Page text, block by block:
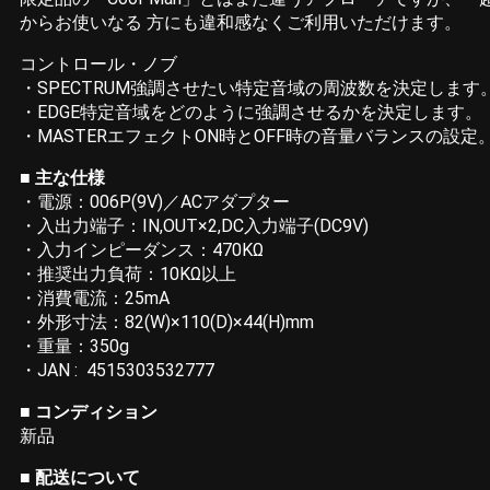
からお使いなる 方にも違和感なくご利用いただけます。
コントロール・ノブ
・SPECTRUM強調させたい特定音域の周波数を決定します
・EDGE特定音域をどのように強調させるかを決定します。
・MASTERエフェクトON時とOFF時の音量バランスの設定
■ 主な仕様
・電源：006P(9V)／ACアダプター
・入出力端子：IN,OUT×2,DC入力端子(DC9V)
・入力インピーダンス：470KΩ
・推奨出力負荷：10KΩ以上
・消費電流：25mA
・外形寸法：82(W)×110(D)×44(H)mm
・重量：350g
・JAN : 4515303532777
■ コンディション
新品
■ 配送について